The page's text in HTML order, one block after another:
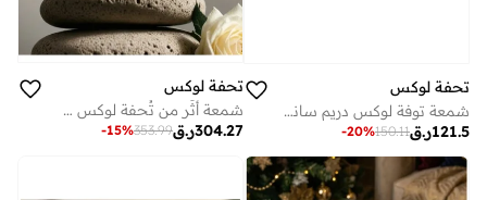
تحفة لوكس
شمعة توفة لوكس دريم ساند | وعاء سيراميك يدوي الصنع بشمع الصويا برائحة العود وفَتِيلة خشبية
ر.ق121.5
150.11
-20%
تحفة لوكس
شمعة أَثَر من تُحفة لوكس — الإرث الخالد | وعاء خرساني وخزفي مصنوع يدويًا مع شمع صويا معطّر بعطر الليمونجراس
ر.ق304.27
353.99
-15%